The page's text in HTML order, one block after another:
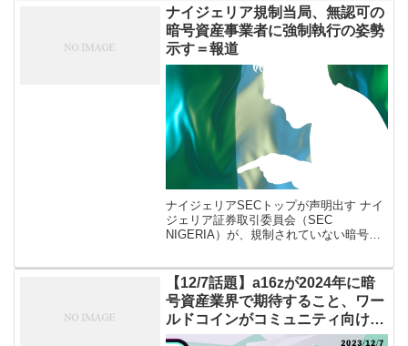
末までに修正申 […]
ナイジェリア規制当局、無認可の
暗号資産事業者に強制執行の姿勢
示す＝報道
ナイジェリアSECトップが声明出す ナイ
ジェリア証券取引委員会（SEC
NIGERIA）が、規制されていない暗号資
（Vanguard）がナイジェリア […]
【12/7話題】a16zが2024年に暗
号資産業界で期待すること、ワー
ルドコインがコミュニティ向け助
成金プログラムなど